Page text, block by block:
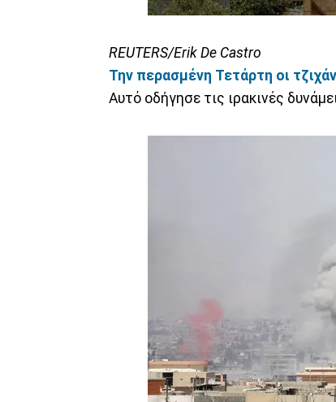
REUTERS/Erik De Castro
Την περασμένη Τετάρτη οι
Αυτό οδήγησε τις ιρακινές